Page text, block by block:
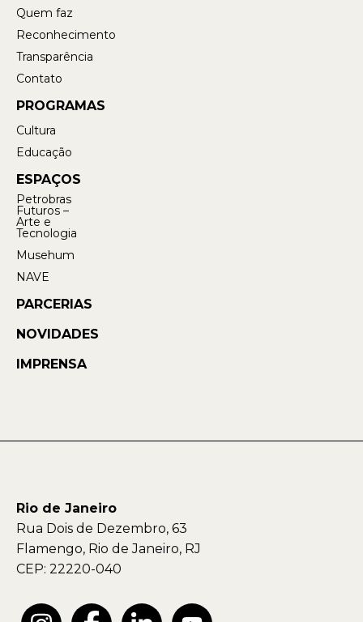
Quem faz
Reconhecimento
Transparência
Contato
PROGRAMAS
Cultura
Educação
ESPAÇOS
Petrobras
Futuros –
Arte e
Tecnologia
Musehum
NAVE
PARCERIAS
NOVIDADES
IMPRENSA
Rio de Janeiro
Rua Dois de Dezembro, 63
Flamengo, Rio de Janeiro, RJ
CEP: 22220-040